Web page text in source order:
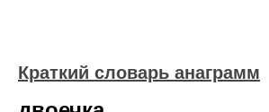
Краткий словарь анаграмм